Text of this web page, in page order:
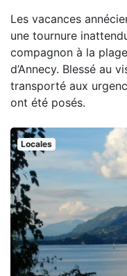
Les vacances
une tournure
compagnon à la
d’Annecy. Blessé au
transporté aux
ont été posés.
Locales